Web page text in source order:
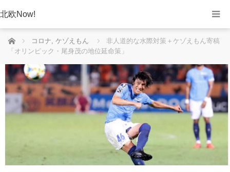
北欧Now!
ホーム コロナ, ケゾえもん
非人道的な水際対策＋ケゾえもん寄稿
「オリンピック・尾身茂の地位延命策」